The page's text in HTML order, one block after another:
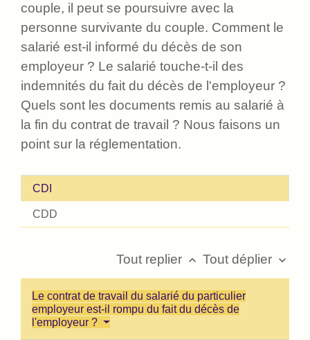
couple, il peut se poursuivre avec la
personne survivante du couple. Comment le
salarié est-il informé du décès de son
employeur ? Le salarié touche-t-il des
indemnités du fait du décès de l'employeur ?
Quels sont les documents remis au salarié à
la fin du contrat de travail ? Nous faisons un
point sur la réglementation.
CDI
CDD
Tout replier keyboard_arrow_up Tout déplier keyboard_arrow_down
Le contrat de travail du salarié du particulier
employeur est-il rompu du fait du décès de
l'employeur ?